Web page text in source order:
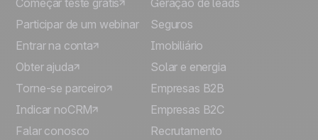
Começar teste grátis
Participar de um webinar
Entrar na conta
Obter ajuda
Torne-se parceiro
Indicar noCRM
Falar conosco
Geração de leads
Seguros
Imobiliário
Solar e energia
Empresas B2B
Empresas B2C
Recrutamento